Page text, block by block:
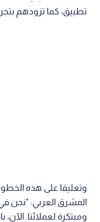
تطبيق، كما تزودهم
وتعليقا على هذه
المشرق العربي: "نحن